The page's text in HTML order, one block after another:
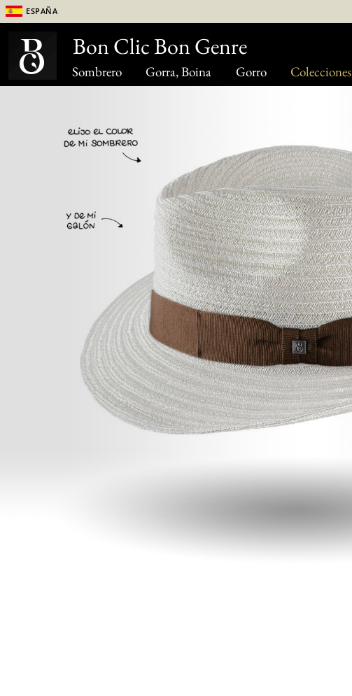
Sombrero Gorra, Boina Gorro Colecciones
España
Bon Clic Bon Genre